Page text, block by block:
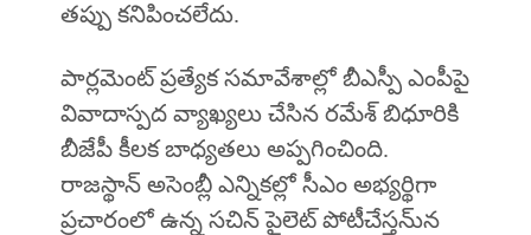
తప్పు కనిపించలేదు.
పార్లమెంట్ ప్రత్యేక సమావేశాల్లో బీఎస్పీ ఎంపీపై
వివాదాస్పద వ్యాఖ్యలు చేసిన రమేశ్ బిధూరికి
బీజేపీ కీలక బాధ్యతలు అప్పగించింది.
రాజస్థాన్ అసెంబ్లీ ఎన్నికల్లో సీఎం అభ్యర్థిగా
ప్రచారంలో ఉన్న సచిన్‌ పైలెట్‌ పోటీచేస్తను్న